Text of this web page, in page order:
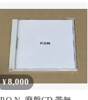
相当
¥8,000